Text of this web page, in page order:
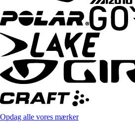
Opdag alle vores mærker